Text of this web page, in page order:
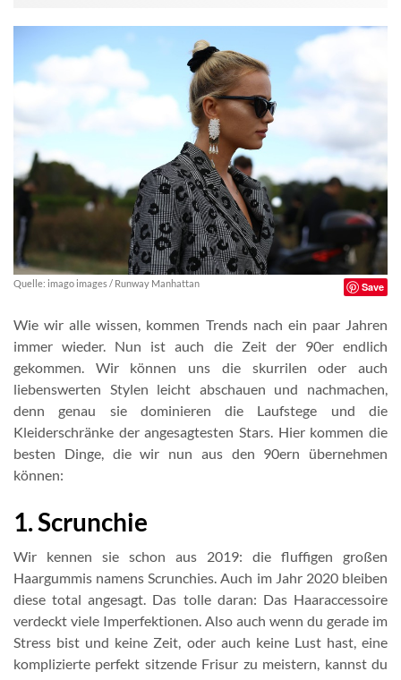
Quelle: imago images / Runway Manhattan Save
Wie wir alle wissen, kommen Trends nach ein paar Jahren
immer wieder. Nun ist auch die Zeit der 90er endlich
gekommen. Wir können uns die skurrilen oder auch
liebenswerten Stylen leicht abschauen und nachmachen,
denn genau sie dominieren die Laufstege und die
Kleiderschränke der angesagtesten Stars. Hier kommen die
besten Dinge, die wir nun aus den 90ern übernehmen
können:
1. Scrunchie
Wir kennen sie schon aus 2019: die fluffigen großen
Haargummis namens Scrunchies. Auch im Jahr 2020 bleiben
diese total angesagt. Das tolle daran: Das Haaraccessoire
verdeckt viele Imperfektionen. Also auch wenn du gerade im
Stress bist und keine Zeit, oder auch keine Lust hast, eine
komplizierte perfekt sitzende Frisur zu meistern, kannst du